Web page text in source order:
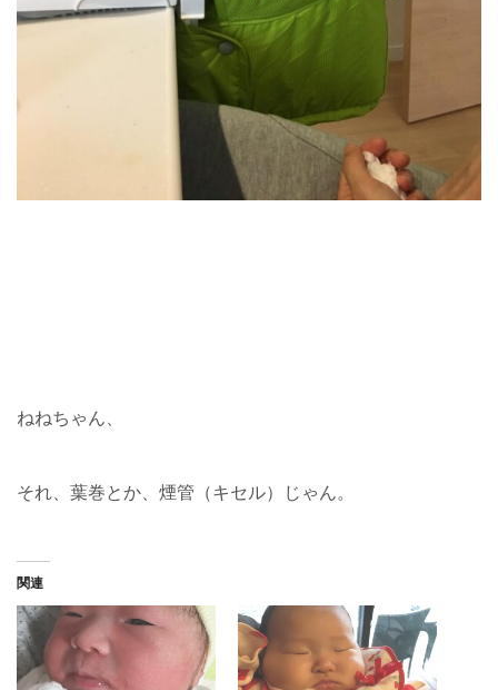
ねねちゃん、
それ、葉巻とか、煙管（キセル）じゃん。
関連